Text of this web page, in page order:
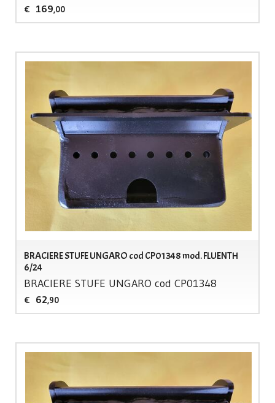
€ 169,00
BRACIERE STUFE UNGARO cod CP01348 mod. FLUENTH
6/24
BRACIERE STUFE UNGARO cod CP01348
€ 62,90